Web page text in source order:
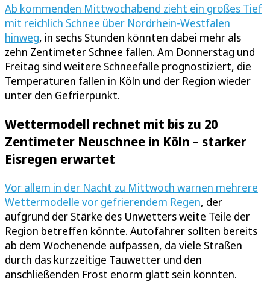
Ab kommenden Mittwochabend zieht ein großes Tief
mit reichlich Schnee über Nordrhein-Westfalen
hinweg, in sechs Stunden könnten dabei mehr als
zehn Zentimeter Schnee fallen. Am Donnerstag und
Freitag sind weitere Schneefälle prognostiziert, die
Temperaturen fallen in Köln und der Region wieder
unter den Gefrierpunkt.
Wettermodell rechnet mit bis zu 20
Zentimeter Neuschnee in Köln – starker
Eisregen erwartet
Vor allem in der Nacht zu Mittwoch warnen mehrere
Wettermodelle vor gefrierendem Regen, der
aufgrund der Stärke des Unwetters weite Teile der
Region betreffen könnte. Autofahrer sollten bereits
ab dem Wochenende aufpassen, da viele Straßen
durch das kurzzeitige Tauwetter und den
anschließenden Frost enorm glatt sein könnten.